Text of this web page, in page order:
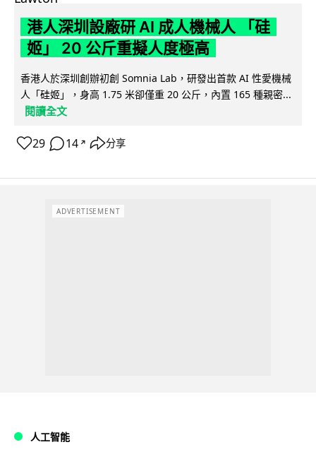
港人深圳設廠研 AI 成人機械人 「硅
姬」 20 公斤重擬人度極高
香港人於深圳創辦初創 Somnia Lab，研發出首款 AI 性愛機械
人「硅姬」，身高 1.75 米卻僅重 20 公斤，內置 165 種親密...
閱讀全文
29 14 ↗ 分享
ADVERTISEMENT
人工智能